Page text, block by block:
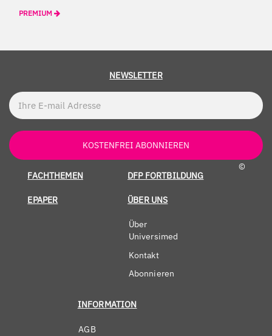
PREMIUM
NEWSLETTER
KOSTENFREI ABONNIEREN
FACHTHEMEN DFP FORTBILDUNG
EPAPER ÜBER UNS
Über
Universimed
Kontakt
Abonnieren
INFORMATION
AGB
©